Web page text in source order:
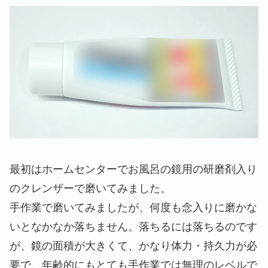
最初はホームセンターでお風呂の鏡用の研磨剤入り
のクレンザーで磨いてみました。
手作業で磨いてみましたが、何度も念入りに磨かな
いとなかなか落ちません。落ちるには落ちるのです
が、鏡の面積が大きくて、かなり体力・持久力が必
要で、年齢的にもとても手作業では無理のレベルで